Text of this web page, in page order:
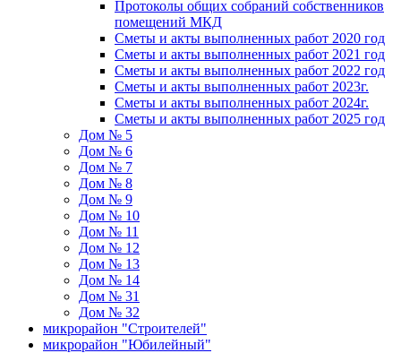
Протоколы общих собраний собственников
помещений МКД
Сметы и акты выполненных работ 2020 год
Сметы и акты выполненных работ 2021 год
Сметы и акты выполненных работ 2022 год
Сметы и акты выполненных работ 2023г.
Сметы и акты выполненных работ 2024г.
Сметы и акты выполненных работ 2025 год
Дом № 5
Дом № 6
Дом № 7
Дом № 8
Дом № 9
Дом № 10
Дом № 11
Дом № 12
Дом № 13
Дом № 14
Дом № 31
Дом № 32
микрорайон "Строителей"
микрорайон "Юбилейный"